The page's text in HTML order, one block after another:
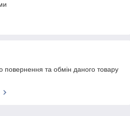
та обмін даного товару